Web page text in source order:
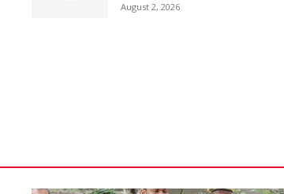
August 2, 2026